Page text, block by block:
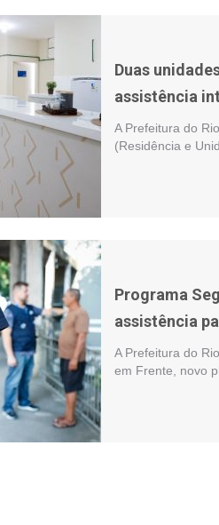
Duas
assistência
A Prefeitura do
(Residência e
Programa
assistência
A Prefeitura do
em Frente, novo